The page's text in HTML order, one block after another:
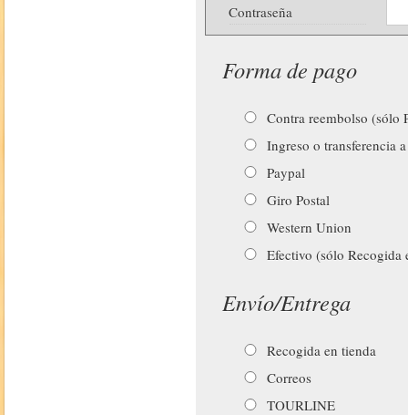
Contraseña
Forma de pago
Contra reembolso (sólo
Ingreso o transferencia
Paypal
Giro Postal
Western Union
Efectivo (sólo Recogida
Envío/Entrega
Recogida en tienda
Correos
TOURLINE